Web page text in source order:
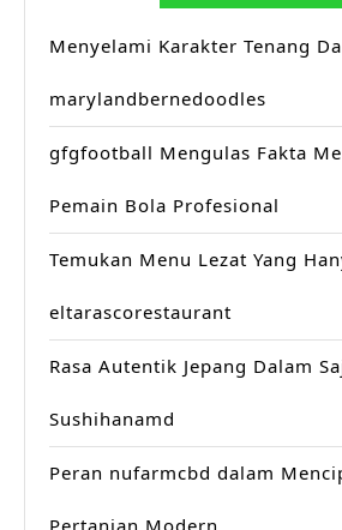
Menyelami Karakter Tenang
marylandbernedoodles
gfgfootball Mengulas Fakta
Pemain Bola Profesional
Temukan Menu Lezat Yang
eltarascorestaurant
Rasa Autentik Jepang Dalam
Sushihanamd
Peran nufarmcbd dalam